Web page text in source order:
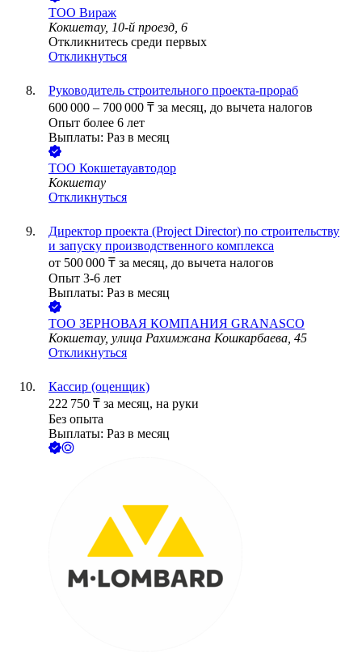
ТОО Вираж
Кокшетау, 10-й проезд, 6
Откликнитесь среди первых
Откликнуться
Руководитель строительного проекта-прораб
600 000 – 700 000 ₸ за месяц, до вычета налогов
Опыт более 6 лет
Выплаты: Раз в месяц
ТОО Кокшетауавтодор
Кокшетау
Откликнуться
Директор проекта (Project Director) по строительству
и запуску производственного комплекса
от 500 000 ₸ за месяц, до вычета налогов
Опыт 3-6 лет
Выплаты: Раз в месяц
ТОО ЗЕРНОВАЯ КОМПАНИЯ GRANASCO
Кокшетау, улица Рахимжана Кошкарбаева, 45
Откликнуться
Кассир (оценщик)
222 750 ₸ за месяц, на руки
Без опыта
Выплаты: Раз в месяц